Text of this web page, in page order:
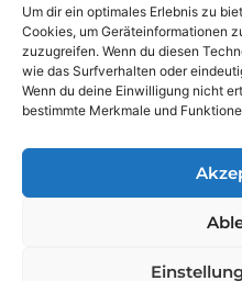
Um dir ein optimales Erlebnis zu
Cookies, um Geräteinformationen
zuzugreifen. Wenn du diesen
wie das Surfverhalten oder
Wenn du deine Einwilligung nicht
bestimmte Merkmale und
© 2026 Experten für
Berater
EXPERTEN